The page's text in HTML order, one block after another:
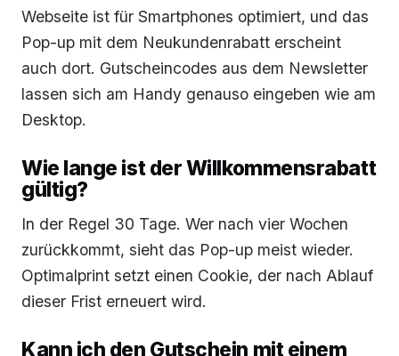
Webseite ist für Smartphones optimiert, und das
Pop-up mit dem Neukundenrabatt erscheint
auch dort. Gutscheincodes aus dem Newsletter
lassen sich am Handy genauso eingeben wie am
Desktop.
Wie lange ist der Willkommensrabatt
gültig?
In der Regel 30 Tage. Wer nach vier Wochen
zurückkommt, sieht das Pop-up meist wieder.
Optimalprint setzt einen Cookie, der nach Ablauf
dieser Frist erneuert wird.
Kann ich den Gutschein mit einem